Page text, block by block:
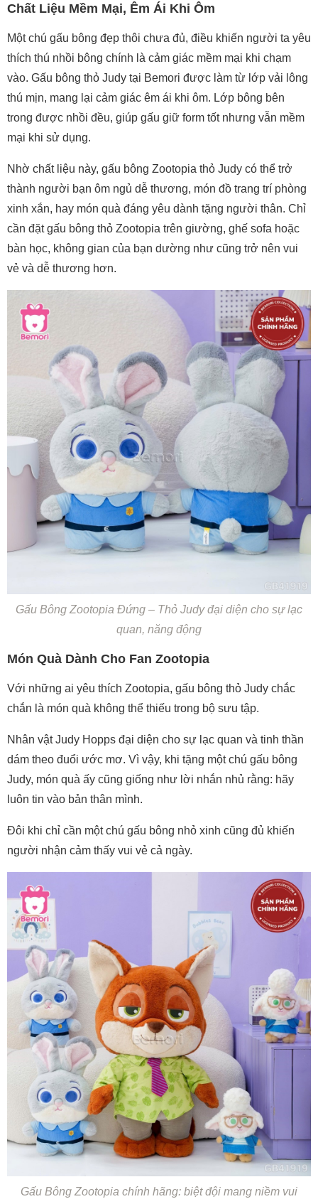
Chất Liệu Mềm Mại, Êm Ái Khi Ôm
Một chú gấu bông đẹp thôi chưa đủ, điều khiến người ta yêu
thích thú nhồi bông chính là cảm giác mềm mại khi chạm
vào. Gấu bông thỏ Judy tại Bemori được làm từ lớp vải lông
thú mịn, mang lại cảm giác êm ái khi ôm. Lớp bông bên
trong được nhồi đều, giúp gấu giữ form tốt nhưng vẫn mềm
mại khi sử dụng.
Nhờ chất liệu này, gấu bông Zootopia thỏ Judy có thể trở
thành người bạn ôm ngủ dễ thương, món đồ trang trí phòng
xinh xắn, hay món quà đáng yêu dành tặng người thân. Chỉ
cần đặt gấu bông thỏ Zootopia trên giường, ghế sofa hoặc
bàn học, không gian của bạn dường như cũng trở nên vui
vẻ và dễ thương hơn.
Gấu Bông Zootopia Đứng – Thỏ Judy đại diện cho sự lạc
quan, năng động
Món Quà Dành Cho Fan Zootopia
Với những ai yêu thích Zootopia, gấu bông thỏ Judy chắc
chắn là món quà không thể thiếu trong bộ sưu tập.
Nhân vật Judy Hopps đại diện cho sự lạc quan và tinh thần
dám theo đuổi ước mơ. Vì vậy, khi tặng một chú gấu bông
Judy, món quà ấy cũng giống như lời nhắn nhủ rằng: hãy
luôn tin vào bản thân mình.
Đôi khi chỉ cần một chú gấu bông nhỏ xinh cũng đủ khiến
người nhận cảm thấy vui vẻ cả ngày.
Gấu Bông Zootopia chính hãng: biệt đội mang niềm vui